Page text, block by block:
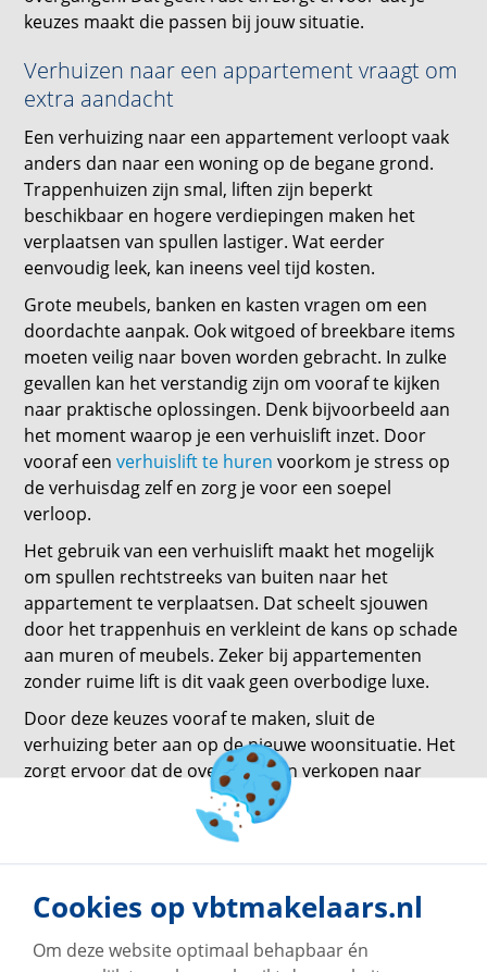
keuzes maakt die passen bij jouw situatie.
Verhuizen naar een appartement vraagt om
extra aandacht
Een verhuizing naar een appartement verloopt vaak
anders dan naar een woning op de begane grond.
Trappenhuizen zijn smal, liften zijn beperkt
beschikbaar en hogere verdiepingen maken het
verplaatsen van spullen lastiger. Wat eerder
eenvoudig leek, kan ineens veel tijd kosten.
Grote meubels, banken en kasten vragen om een
doordachte aanpak. Ook witgoed of breekbare items
moeten veilig naar boven worden gebracht. In zulke
gevallen kan het verstandig zijn om vooraf te kijken
naar praktische oplossingen. Denk bijvoorbeeld aan
het moment waarop je een verhuislift inzet. Door
vooraf eenverhuislift te huren voorkom je stress op
de verhuisdag zelf en zorg je voor een soepel
verloop.
Het gebruik van een verhuislift maakt het mogelijk
om spullen rechtstreeks van buiten naar het
appartement te verplaatsen. Dat scheelt sjouwen
door het trappenhuis en verkleint de kans op schade
aan muren of meubels. Zeker bij appartementen
zonder ruime lift is dit vaak geen overbodige luxe.
Door deze keuzes vooraf te maken, sluit de
verhuizing beter aan op de nieuwe woonsituatie. Het
zorgt ervoor dat de overgang van verkopen naar
wonen overzichtelijk blijft. Zo voelt de verhuisdag niet
als een obstakel, maar als een logische volgende stap
richting een nieuwe fase.
Cookies op vbtmakelaars.nl
Om deze website optimaal behapbaar én